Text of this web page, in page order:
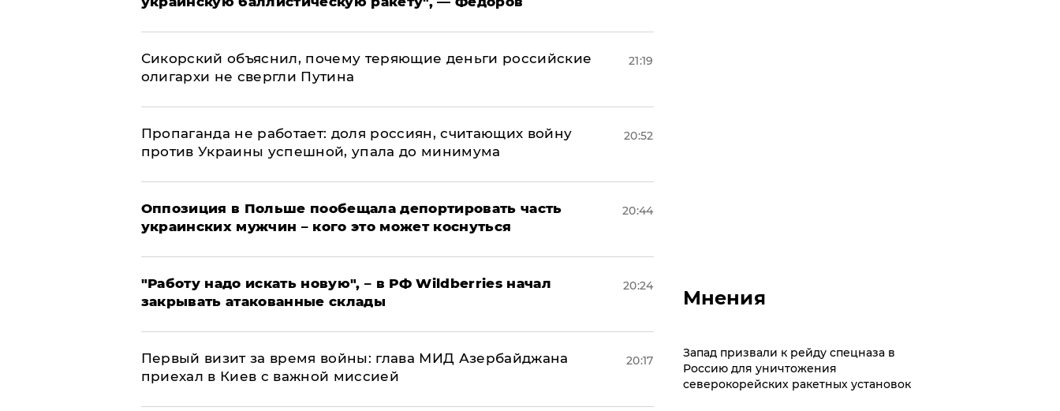
Сикорский объяснил, почему теряющие деньги российские
олигархи не свергли Путина
21:19
​Пропаганда не работает: доля россиян, считающих войну
против Украины успешной, упала до минимума
20:52
Оппозиция в Польше пообещала депортировать часть
украинских мужчин – кого это может коснуться
20:44
"Работу надо искать новую", – в РФ Wildberries начал
закрывать атакованные склады
20:24
Первый визит за время войны: глава МИД Азербайджана
приехал в Киев с важной миссией
20:17
Мнения
Запад призвали к рейду спецназа в
Россию для уничтожения
северокорейских ракетных установок